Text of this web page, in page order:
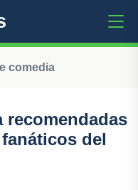
comedia
recomendadas
del